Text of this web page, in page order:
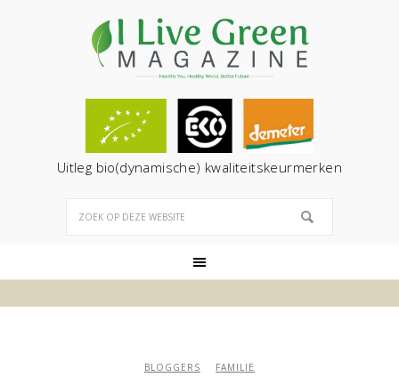
Uitleg bio(dynamische) kwaliteitskeurmerken
BLOGGERS FAMILIE